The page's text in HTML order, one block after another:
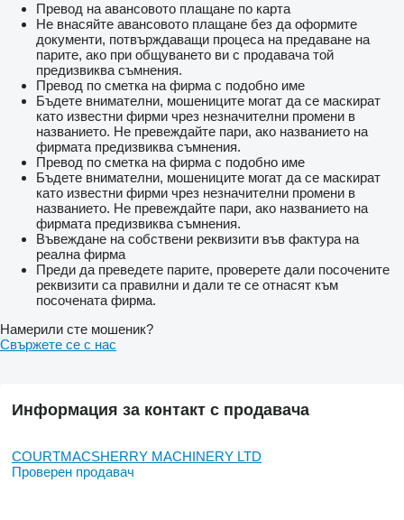
Превод на авансовото плащане по карта
Не внасяйте авансовото плащане без да оформите
документи, потвърждаващи процеса на предаване на
парите, ако при общуването ви с продавача той
предизвиква съмнения.
Превод по сметка на фирма с подобно име
Бъдете внимателни, мошениците могат да се маскират
като известни фирми чрез незначителни промени в
названието. Не превеждайте пари, ако названието на
фирмата предизвиква съмнения.
Превод по сметка на фирма с подобно име
Бъдете внимателни, мошениците могат да се маскират
като известни фирми чрез незначителни промени в
названието. Не превеждайте пари, ако названието на
фирмата предизвиква съмнения.
Въвеждане на собствени реквизити във фактура на
реална фирма
Преди да преведете парите, проверете дали посочените
реквизити са правилни и дали те се отнасят към
посочената фирма.
Намерили сте мошеник?
Свържете се с нас
Информация за контакт с продавача
COURTMACSHERRY MACHINERY LTD
Проверен продавач